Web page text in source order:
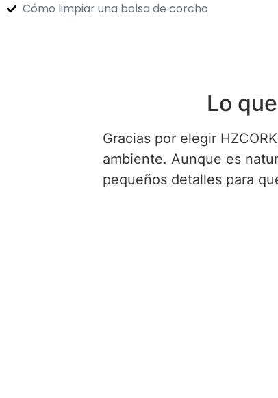
Cómo limpiar una bolsa de corcho
Lo
Gracias por elegir
ambiente. Aunque es
pequeños detalles para